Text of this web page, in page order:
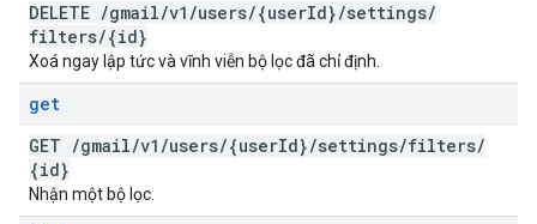
DELETE /gmail/v1 /users/{userId}/settings/
filters/{id}
Xoá ngay lập tức và vĩnh viễn bộ lọc đã chỉ định.
get
GET /gmail/v1 /users/{userId}/settings/filters/
{id}
Nhận một bộ lọc.